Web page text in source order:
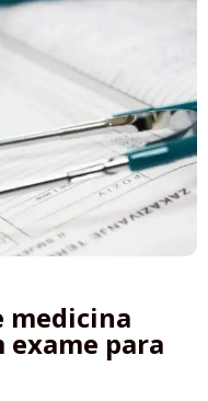
medicina
exame para